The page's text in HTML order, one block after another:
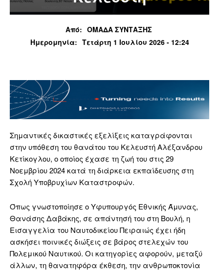
Από: ΟΜΑΔΑ ΣΥΝΤΑΞΗΣ
Ημερομηνία: Τετάρτη 1 Ιουλίου 2026 - 12:24
Σημαντικές δικαστικές εξελίξεις καταγράφονται
στην υπόθεση του θανάτου του Κελευστή Αλέξανδρου
Κετίκογλου, ο οποίος έχασε τη ζωή του στις 29
Νοεμβρίου 2024 κατά τη διάρκεια εκπαίδευσης στη
Σχολή Υποβρυχίων Καταστροφών.
Όπως γνωστοποίησε ο Υφυπουργός Εθνικής Άμυνας,
Θανάσης Δαβάκης, σε απάντησή του στη Βουλή, η
Εισαγγελία του Ναυτοδικείου Πειραιώς έχει ήδη
ασκήσει ποινικές διώξεις σε βάρος στελεχών του
Πολεμικού Ναυτικού. Οι κατηγορίες αφορούν, μεταξύ
άλλων, τη θανατηφόρα έκθεση, την ανθρωποκτονία